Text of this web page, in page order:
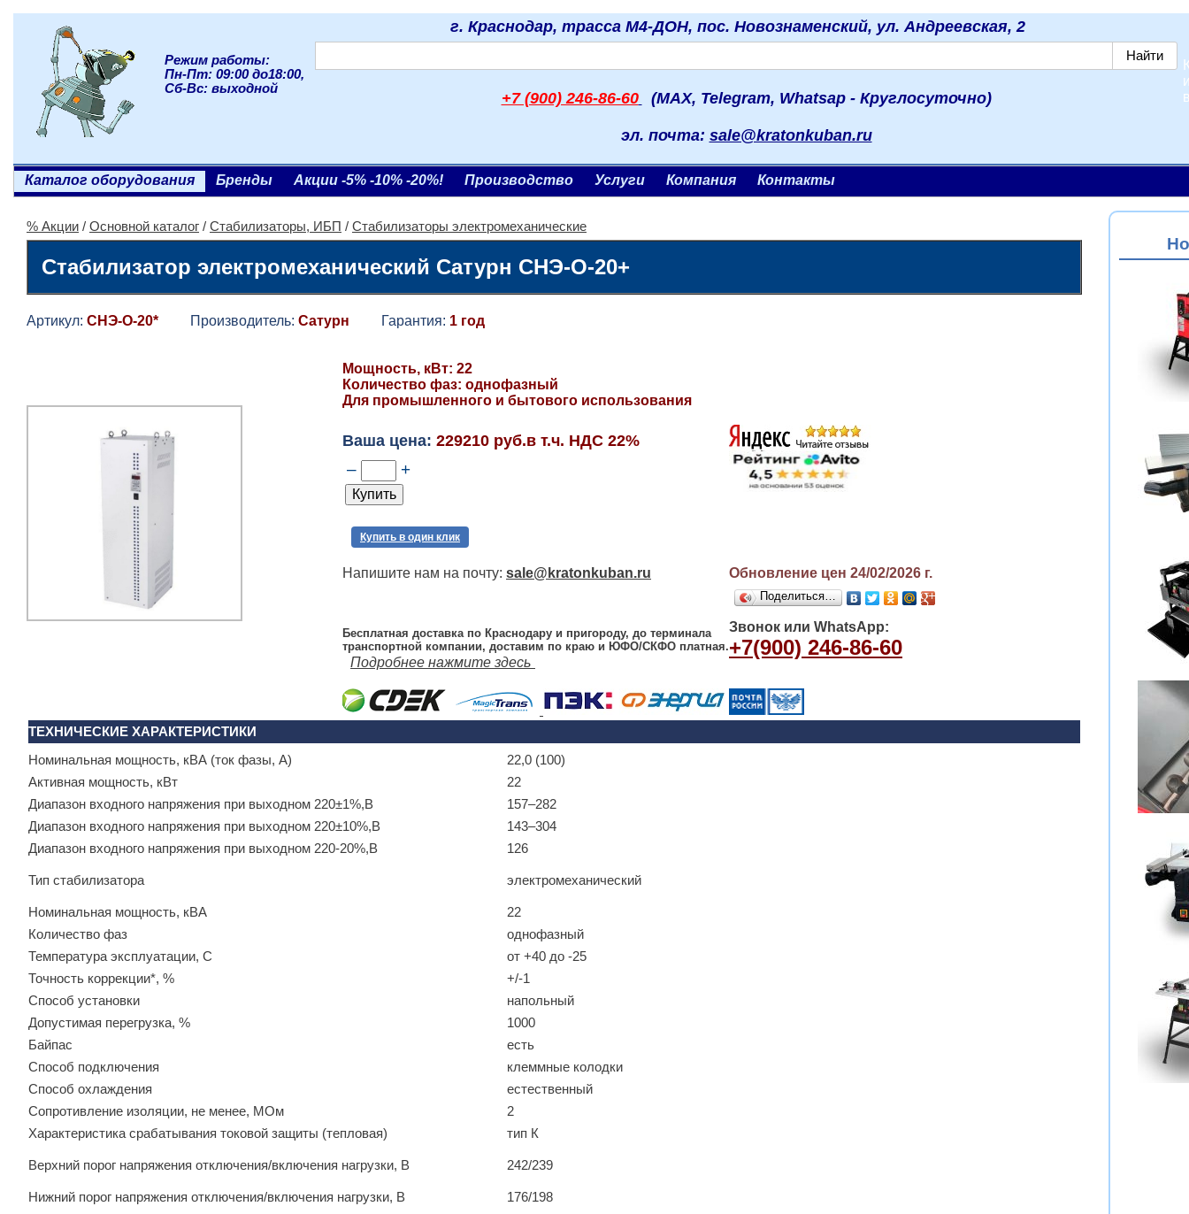
Режим работы:
Пн-Пт: 09:00 до18:00,
Сб-Вс: выходной
г. Краснодар, трасса М4-ДОН, пос. Новознаменский, ул. Андреевская, 2
+7 (900) 246-86-60 (MAX, Telegram, Whatsap - Круглосуточно)
эл. почта: sale@kratonkuban.ru
Каталог оборудования Бренды Акции -5% -10% -20%! Производство Услуги Компания Контакты
% Акции / Основной каталог / Стабилизаторы, ИБП / Стабилизаторы электромеханические
Стабилизатор электромеханический Сатурн СНЭ-О-20+
Артикул: СНЭ-О-20* Производитель: Сатурн Гарантия: 1 год
Мощность, кВт: 22
Количество фаз: однофазный
Для промышленного и бытового использования
Ваша цена: 229210 руб.в т.ч. НДС 22%
– +
Купить в один клик
Напишите нам на почту: sale@kratonkuban.ru Обновление цен 24/02/2026 г.
Поделиться…
Бесплатная доставка по Краснодару и пригороду, до терминала
транспортной компании, доставим по краю и ЮФО/СКФО платная.
Подробнее нажмите здесь
Звонок или WhatsApp:
+7(900) 246-86-60
ТЕХНИЧЕСКИЕ ХАРАКТЕРИСТИКИ
Номинальная мощность, кВА (ток фазы, А)
22,0 (100)
Активная мощность, кВт
22
Диапазон входного напряжения при выходном 220±1%,В
157–282
Диапазон входного напряжения при выходном 220±10%,В
143–304
Диапазон входного напряжения при выходном 220-20%,В
126
Тип стабилизатора электромеханический
Номинальная мощность, кВА
22
Количество фаз
однофазный
Температура эксплуатации, С
от +40 до -25
Точность коррекции*, %
+/-1
Способ установки
напольный
Допустимая перегрузка, %
1000
Байпас
есть
Способ подключения
клеммные колодки
Способ охлаждения
естественный
Сопротивление изоляции, не менее, МОм
2
Характеристика срабатывания токовой защиты (тепловая)
тип К
Верхний порог напряжения отключения/включения нагрузки, В 242/239
Нижний порог напряжения отключения/включения нагрузки, В
176/198